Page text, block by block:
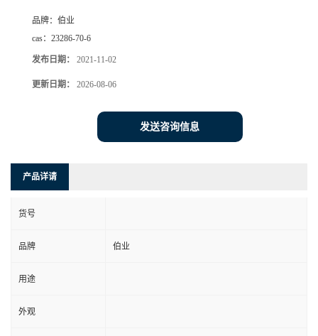
品牌： 伯业
cas： 23286-70-6
发布日期： 2021-11-02
更新日期： 2026-08-06
发送咨询信息
产品详请
货号
品牌 伯业
用途
外观